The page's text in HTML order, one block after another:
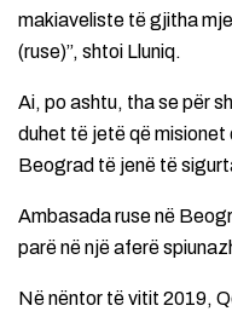
makiaveliste të gjitha
(ruse)”, shtoi Lluniq.
Ai, po ashtu, tha se për
duhet të jetë që
Beograd të jenë të
Ambasada ruse në
parë në një aferë
Në nëntor të vitit 2019,